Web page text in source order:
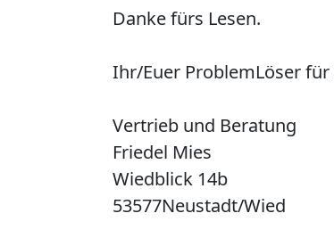
Danke fürs Lesen.
Ihr/Euer ProblemLöser
Vertrieb und Beratung
Friedel Mies
Wiedblick 14b
53577Neustadt/Wied